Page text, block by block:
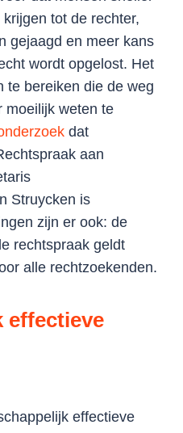
tot de rechter,
gejaagd en meer kans
wordt opgelost. Het
te bereiken die de weg
moeilijk weten te
dat
aan
Struycken is
zijn er ook: de
rechtspraak geldt
alle rechtzoekenden.
effectieve
effectieve